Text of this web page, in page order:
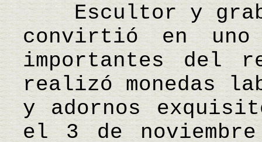
Escultor y
convirtió en
importantes del
realizó monedas
y adornos
el 3 de